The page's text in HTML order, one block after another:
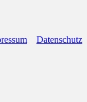
Datenschutz